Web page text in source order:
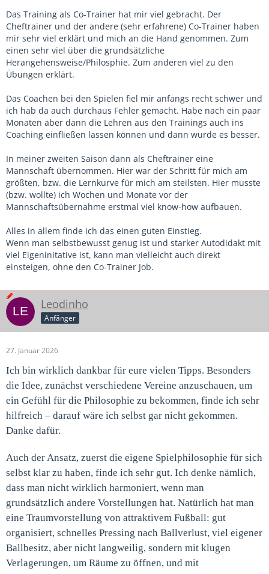
stärken.
Das Training als Co-Trainer hat mir viel gebracht. Der
Cheftrainer und der andere (sehr erfahrene) Co-Trainer haben
mir sehr viel erklärt und mich an die Hand genommen. Zum
einen sehr viel über die grundsätzliche
Herangehensweise/Philosphie. Zum anderen viel zu den
Übungen erklärt.
Das Coachen bei den Spielen fiel mir anfangs recht schwer und
ich hab da auch durchaus Fehler gemacht. Habe nach ein paar
Monaten aber dann die Lehren aus den Trainings auch ins
Coaching einfließen lassen können und dann wurde es besser.
In meiner zweiten Saison dann als Cheftrainer eine
Mannschaft übernommen. Hier war der Schritt für mich am
größten, bzw. die Lernkurve für mich am steilsten. Hier musste
(bzw. wollte) ich Wochen und Monate vor der
Mannschaftsübernahme erstmal viel know-how aufbauen.
Alles in allem finde ich das einen guten Einstieg.
Wenn man selbstbewusst genug ist und starker Autodidakt mit
viel Eigeninitative ist, kann man vielleicht auch direkt
einsteigen, ohne den Co-Trainer Job.
Leodinho
Anfänger
27. Januar 2026
Ich bin wirklich dankbar für eure vielen Tipps. Besonders
die Idee, zunächst verschiedene Vereine anzuschauen, um
ein Gefühl für die Philosophie zu bekommen, finde ich sehr
hilfreich – darauf wäre ich selbst gar nicht gekommen.
Danke dafür.
Auch der Ansatz, zuerst die eigene Spielphilosophie für sich
selbst klar zu haben, finde ich sehr gut. Ich denke nämlich,
dass man nicht wirklich harmoniert, wenn man
grundsätzlich andere Vorstellungen hat. Natürlich hat man
eine Traumvorstellung von attraktivem Fußball: gut
organisiert, schnelles Pressing nach Ballverlust, viel eigener
Ballbesitz, aber nicht langweilig, sondern mit klugen
Verlagerungen, um Räume zu öffnen, und mit